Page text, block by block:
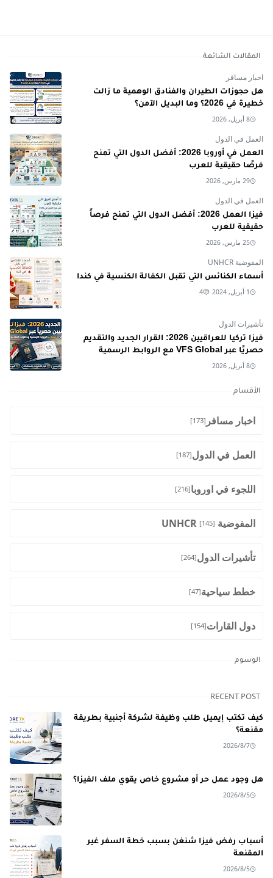
المقالات الشائعة
اخبار مسافر
هل حجوزات الطيران والفنادق الوهمية ما زالت
خطيرة في 2026؟ وما البديل الآمن؟
8 أبريل, 2026
العمل في الدول
العمل في أوروبا 2026: أفضل الدول التي تمنح
فرصًا حقيقية للعرب
29 مارس, 2026
العمل في الدول
فيزا العمل 2026: أفضل الدول التي تمنح فرصاً
حقيقية للعرب
25 مارس, 2026
المفوضية UNHCR
أسماء الكنائس التي تقبل الكفالة الكنسية في كندا
1 أبريل, 2024 4
تأشيرات الدول
فيزا تركيا للعراقيين 2026: القرار الجديد والتقديم
حصريًا عبر VFS Global مع الروابط الرسمية
8 أبريل, 2026
الأقسام
اخبار مسافر [173]
العمل في الدول[187]
اللجوء في اوروبا[216]
المفوضية UNHCR [145]
تأشيرات الدول[264]
خطط سياحية[47]
دول القارات[154]
الوسوم
RECENT POST
كيف تكتب إيميل طلب وظيفة لشركة أجنبية بطريقة
مقنعة؟
2026/8/7
هل وجود عمل حر أو مشروع خاص يقوي ملف الفيزا؟
2026/8/5
أسباب رفض فيزا شنغن بسبب خطة السفر غير
المقنعة
2026/8/5